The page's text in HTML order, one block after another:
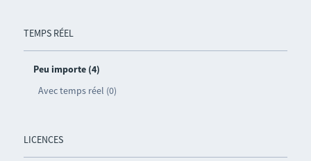
TEMPS RÉEL
Peu importe (4)
Avec temps réel (0)
LICENCES